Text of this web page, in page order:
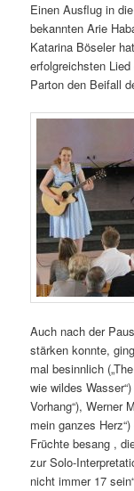
Einen Ausflug in
bekannten Arie
Katarina Böseler
erfolgreichsten
Parton den Beifall
Auch nach der
stärken konnte,
mal besinnlich
wie wildes
Vorhang“), Werner
mein ganzes
Früchte besang ,
zur Solo-
nicht immer 17